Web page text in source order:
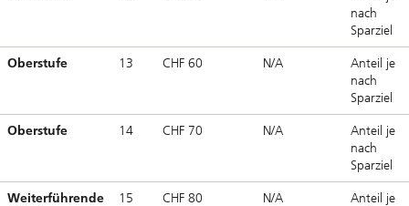
nach
Sparziel
Oberstufe 13 CHF 60 N/A
Anteil je
nach
Sparziel
Oberstufe 14 CHF 70 N/A
Anteil je
nach
Sparziel
Weiterführende
15 CHF 80 N/A
Anteil je